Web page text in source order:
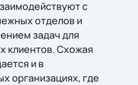
с
отделов и
задач для
клиентов. Схожая
и в
организациях, где